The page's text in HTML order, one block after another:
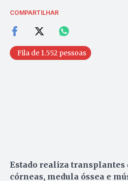
COMPARTILHAR
Fila de 1.552 pessoas
Estado realiza transplantes
córneas, medula óssea e